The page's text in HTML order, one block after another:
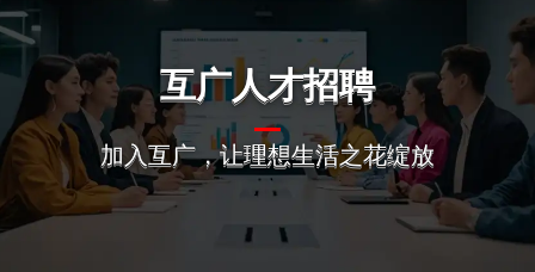
互广人才招聘
加入互广，让理想生活之花绽放